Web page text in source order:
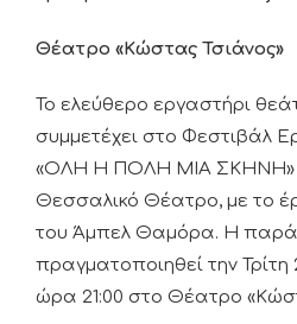
Θέατρο «Κώστας Τσιάνος»
Το ελεύθερο εργαστήρι
συμμετέχει στο Φεστιβάλ
«ΟΛΗ Η ΠΟΛΗ ΜΙΑ ΣΚΗΝΗ»
Θεσσαλικό Θέατρο, με το
του Άμπελ Θαμόρα. Η
πραγματοποιηθεί την
ώρα 21:00 στο Θέατρο